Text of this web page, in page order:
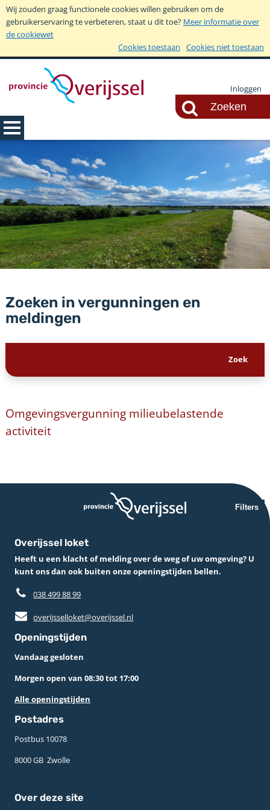
Wij zouden graag functionele cookies willen gebruiken om de
gebruikerservaring te verbeteren, staat u dit toe? Meer informatie over
de cookiewet
Cookies toestaan
Cookies niet toestaan
Inloggen
Zoeken in vergunningen en
meldingen
Omgevingsvergunning milieubelastende
activiteit
Filters
Overijssel loket
Heeft u een klacht of melding over de weg of uw omgeving? U
kunt ons dan ook buiten onze openingstijden bellen.
038 499 88 99
overijsselloket@overijssel.nl
Openingstijden
Vandaag gesloten
Morgen open van 08:30 tot 17:00
Alle openingstijden
Postadres
Postbus 10078 ­
8000 GB ­ Zwolle
Over deze site